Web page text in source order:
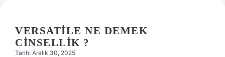
Hakkımızda
VERSATILE NE DEMEK
CINSELLIK ?
Tarih: Aralık 30, 2025